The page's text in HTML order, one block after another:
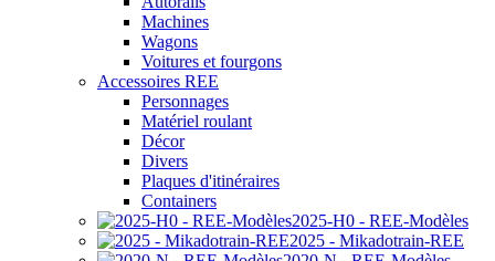
Machines
Wagons
Voitures et fourgons
Accessoires REE
Personnages
Matériel roulant
Décor
Divers
Plaques d'itinéraires
Containers
2025-H0 - REE-Modèles
2025 - Mikadotrain-REE